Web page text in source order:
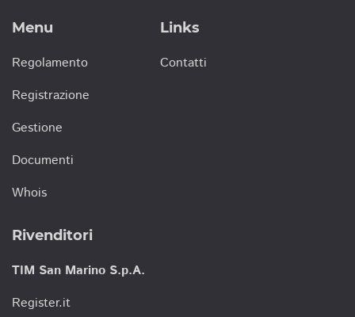
Menu
Regolamento
Registrazione
Gestione
Documenti
Whois
Links
Contatti
Rivenditori
TIM San Marino S.p.A.
Register.it